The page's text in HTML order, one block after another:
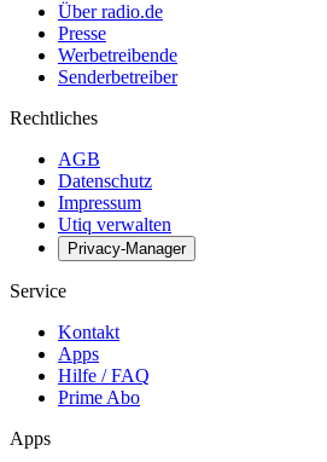
Über radio.de
Presse
Werbetreibende
Senderbetreiber
Rechtliches
AGB
Datenschutz
Impressum
Utiq verwalten
Privacy-Manager
Service
Kontakt
Apps
Hilfe / FAQ
Prime Abo
Apps